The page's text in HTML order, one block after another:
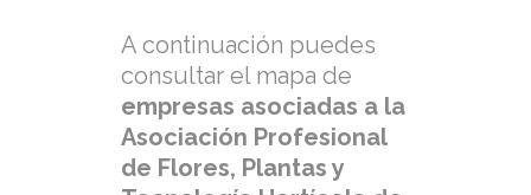
A continuación puedes
consultar el mapa de
empresas asociadas a la
Asociación Profesional
de Flores, Plantas y